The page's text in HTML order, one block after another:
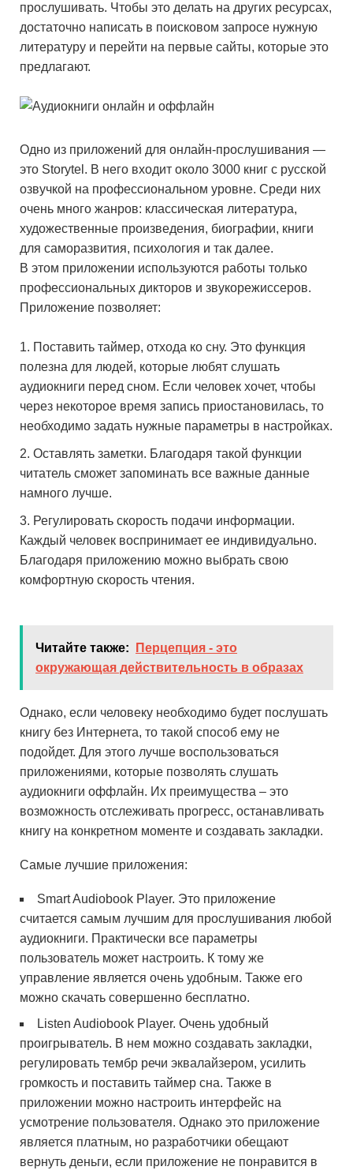
прослушивать. Чтобы это делать на других ресурсах,
достаточно написать в поисковом запросе нужную
литературу и перейти на первые сайты, которые это
предлагают.
Одно из приложений для онлайн-прослушивания —
это Storytel. В него входит около 3000 книг с русской
озвучкой на профессиональном уровне. Среди них
очень много жанров: классическая литература,
художественные произведения, биографии, книги
для саморазвития, психология и так далее.
В этом приложении используются работы только
профессиональных дикторов и звукорежиссеров.
Приложение позволяет:
Поставить таймер, отхода ко сну. Это функция
полезна для людей, которые любят слушать
аудиокниги перед сном. Если человек хочет, чтобы
через некоторое время запись приостановилась, то
необходимо задать нужные параметры в настройках.
Оставлять заметки. Благодаря такой функции
читатель сможет запоминать все важные данные
намного лучше.
Регулировать скорость подачи информации.
Каждый человек воспринимает ее индивидуально.
Благодаря приложению можно выбрать свою
комфортную скорость чтения.
Читайте также:
Перцепция - это
окружающая действительность в образах
Однако, если человеку необходимо будет послушать
книгу без Интернета, то такой способ ему не
подойдет. Для этого лучше воспользоваться
приложениями, которые позволять слушать
аудиокниги оффлайн. Их преимущества – это
возможность отслеживать прогресс, останавливать
книгу на конкретном моменте и создавать закладки.
Самые лучшие приложения:
Smart Audiobook Player. Это приложение
считается самым лучшим для прослушивания любой
аудиокниги. Практически все параметры
пользователь может настроить. К тому же
управление является очень удобным. Также его
можно скачать совершенно бесплатно.
Listen Audiobook Player. Очень удобный
проигрыватель. В нем можно создавать закладки,
регулировать тембр речи эквалайзером, усилить
громкость и поставить таймер сна. Также в
приложении можно настроить интерфейс на
усмотрение пользователя. Однако это приложение
является платным, но разработчики обещают
вернуть деньги, если приложение не понравится в